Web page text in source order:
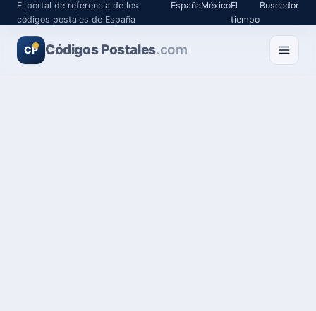
El portal de referencia de los
códigos postales de España
EspañaMéxicoEl
tiempo
Buscador
CP Códigos Postales.com